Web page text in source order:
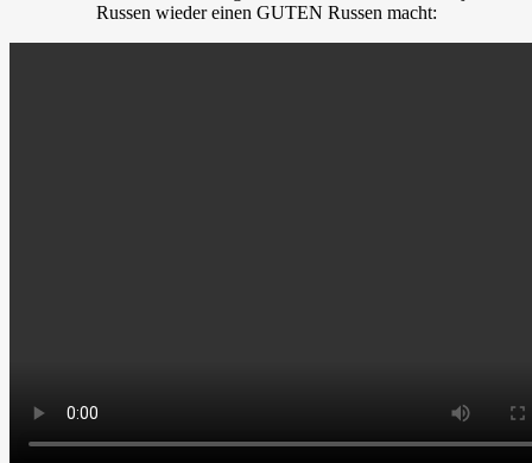
Russen wieder einen GUTEN Russen macht: